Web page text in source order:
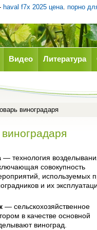
haval f7x 2025 цена. порно
Видео Литература
виноградаря
— технология
совокупность
используемых
и их
— сельскохозяйственное
в качестве основной
виноград.